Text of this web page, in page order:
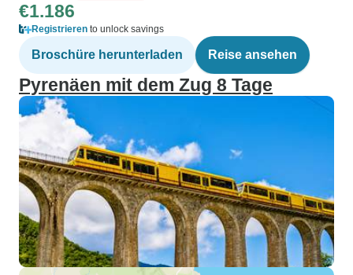
€1.186
Registrieren to unlock savings
Broschüre herunterladen Reise ansehen
Pyrenäen mit dem Zug 8 Tage